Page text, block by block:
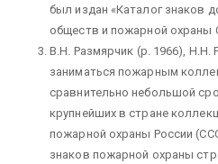
был издан «Каталог знаков
обществ и пожарной охраны
В.Н. Размярчик (р. 1966), Н.Н.
заниматься пожарным
сравнительно небольшой
крупнейших в стране
пожарной охраны России
знаков пожарной охраны